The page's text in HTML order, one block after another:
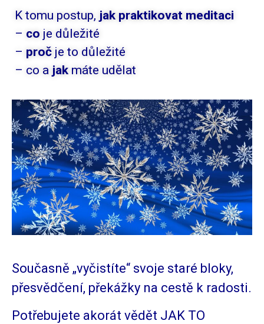
K tomu postup, jak praktikovat meditaci
– co je důležité
– proč je to důležité
– co a jak máte udělat
Současně „vyčistíte“ svoje staré bloky,
přesvědčení, překážky na cestě k radosti.
Potřebujete akorát vědět JAK TO